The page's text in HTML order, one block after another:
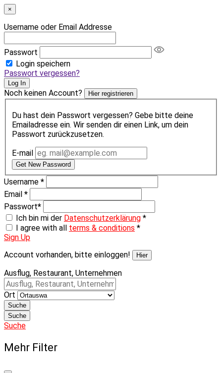
×
Username oder Email Addresse
Passwort
Login speichern
Passwort vergessen?
Log In
Noch keinen Account? Hier registrieren
Du hast dein Passwort vergessen? Gebe bitte deine
Emailadresse ein. Wir senden dir einen Link, um dein
Passwort zurückzusetzen.
E-mail
Get New Password
Username *
Email *
Passwort*
Ich bin mi der Datenschutzerklärung *
I agree with all terms & conditions *
Sign Up
Account vorhanden, bitte einloggen!
Hier
Ausflug, Restaurant, Unternehmen
Ort
Suche
Suche
Suche
Mehr Filter